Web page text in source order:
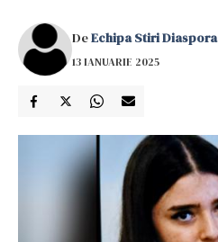
DeEchipa Stiri Diaspora
13 IANUARIE 2025